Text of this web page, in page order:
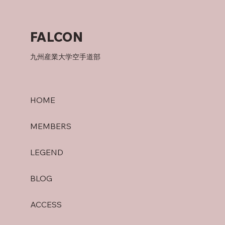
HOME
MEMBERS
LEGEND
BLOG
ACCESS
FALCON
九州産業大学空手道部